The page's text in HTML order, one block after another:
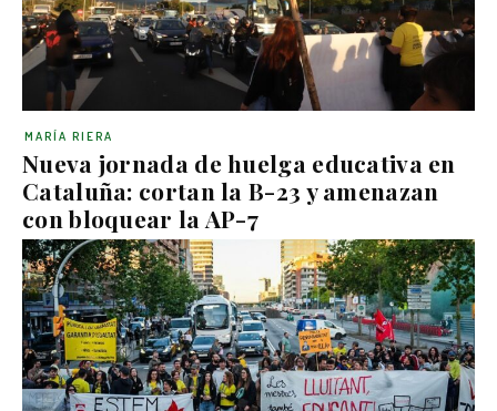
Nueva jornada de huelga educativa en
Cataluña: cortan la B-23 y amenazan
con bloquear la AP-7
MARÍA RIERA